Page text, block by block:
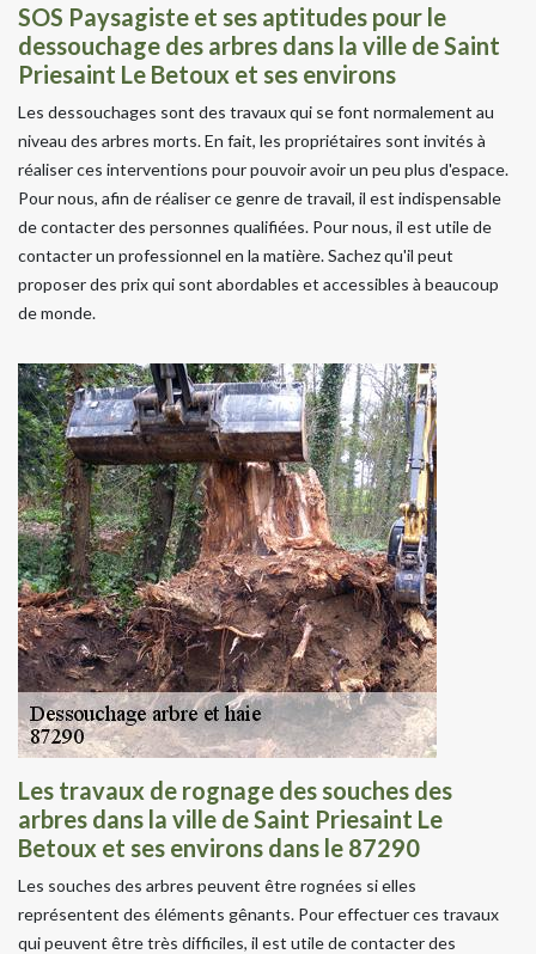
SOS Paysagiste et ses aptitudes pour le
dessouchage des arbres dans la ville de Saint
Priesaint Le Betoux et ses environs
Les dessouchages sont des travaux qui se font normalement au
niveau des arbres morts. En fait, les propriétaires sont invités à
réaliser ces interventions pour pouvoir avoir un peu plus d'espace.
Pour nous, afin de réaliser ce genre de travail, il est indispensable
de contacter des personnes qualifiées. Pour nous, il est utile de
contacter un professionnel en la matière. Sachez qu'il peut
proposer des prix qui sont abordables et accessibles à beaucoup
de monde.
Les travaux de rognage des souches des
arbres dans la ville de Saint Priesaint Le
Betoux et ses environs dans le 87290
Les souches des arbres peuvent être rognées si elles
représentent des éléments gênants. Pour effectuer ces travaux
qui peuvent être très difficiles, il est utile de contacter des